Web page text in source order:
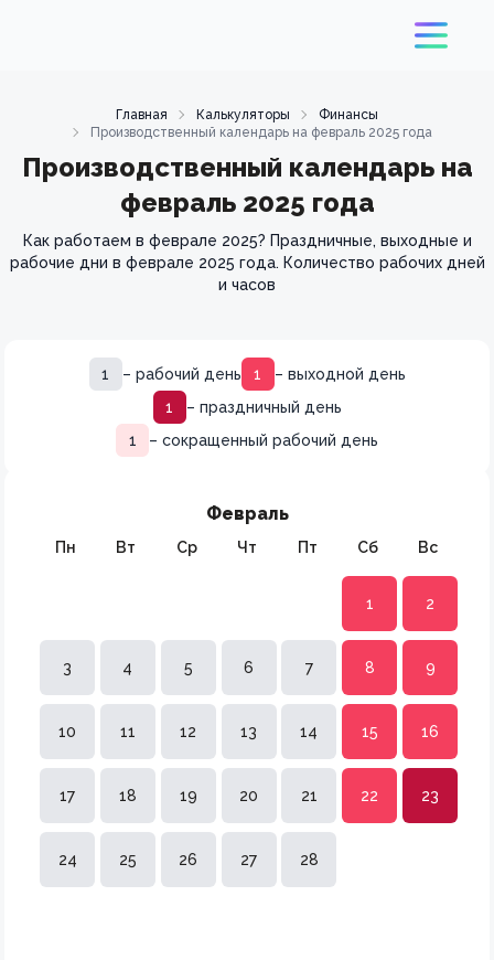
Главная Калькуляторы
Финансы
Производственный календарь на февраль 2025 года
Производственный календарь на
февраль 2025 года
Как работаем в феврале 2025? Праздничные, выходные и
рабочие дни в феврале 2025 года. Количество рабочих дней
и часов
1 – рабочий день 1
– выходной день
1
– праздничный день
1
– сокращенный рабочий день
Февраль
Пн Вт Ср Чт Пт Сб Вс
1 2
3 4 5 6 7 8 9
10 11 12 13 14 15 16
17 18 19 20 21 22 23
24 25 26 27 28